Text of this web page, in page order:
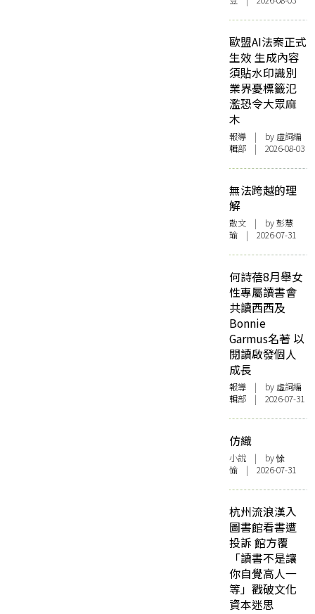
歐盟AI法案正式
生效 生成內容
須貼水印識別
業界憂標籤氾
濫恐令大眾麻
木
報導 | by 虛詞編
輯部 | 2026-08-03
無法跨越的理
解
散文 | by 彭慧
瑜 | 2026-07-31
何詩蓓8月舉女
性專屬讀書會
共讀西西及
Bonnie
Garmus名著 以
閱讀啟發個人
成長
報導 | by 虛詞編
輯部 | 2026-07-31
仿織
小說 | by 悇
愉 | 2026-07-31
杭州流浪漢入
圖書館看書遭
投訴 館方覆
「讀書不是讓
你自覺高人一
等」戳破文化
資本迷思